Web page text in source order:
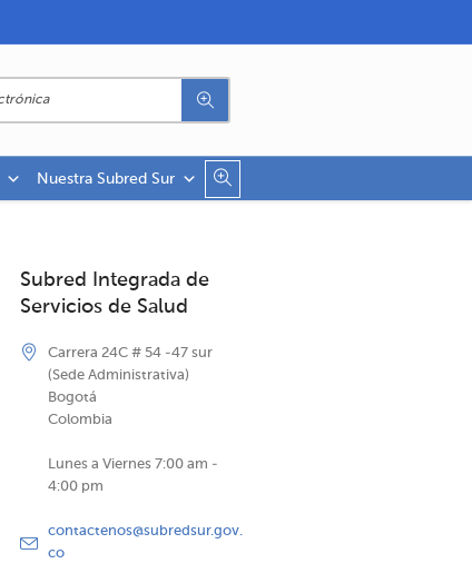
Nuestra Subred Sur
Subred Integrada de
Servicios de Salud
Carrera 24C # 54 -47 sur
(Sede Administrativa)
Bogotá
Colombia
Lunes a Viernes 7:00 am -
4:00 pm
contactenos@subredsur.gov.
co